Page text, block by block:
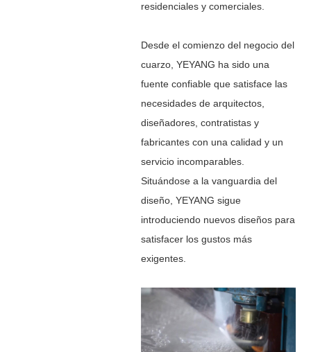
residenciales y comerciales.
Desde el comienzo del negocio del
cuarzo, YEYANG ha sido una
fuente confiable que satisface las
necesidades de arquitectos,
diseñadores, contratistas y
fabricantes con una calidad y un
servicio incomparables.
Situándose a la vanguardia del
diseño, YEYANG sigue
introduciendo nuevos diseños para
satisfacer los gustos más
exigentes.